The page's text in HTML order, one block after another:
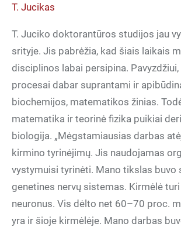
T. Jucikas
T. Juciko doktorantūros studijos jau
srityje. Jis pabrėžia, kad šiais laikais
disciplinos labai persipina.
procesai dabar suprantami ir
biochemijos, matematikos žinias.
matematika ir teorinė fizika puikiai
biologija. „Mėgstamiausias darbas
kirmino tyrinėjimų. Jis naudojamas
vystymuisi tyrinėti. Mano tikslas buvo
genetines nervų sistemas. Kirmėlė
neuronus. Vis dėlto net 60–70 proc.
yra ir šioje kirmėlėje. Mano darbas